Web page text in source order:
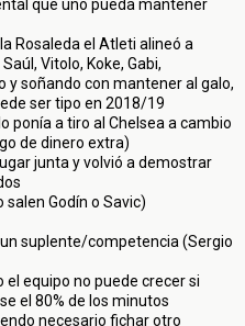
que uno pueda mantener
Rosaleda el Atleti alineó a
Vitolo, Koke, Gabi,
y soñando con mantener al galo,
ser tipo en 2018/19
ponía a tiro al Chelsea a cambio
de dinero extra)
junta y volvió a demostrar
Godín o Savic)
suplente/competencia (Sergio
equipo no puede crecer si
el 80% de los minutos
necesario fichar otro